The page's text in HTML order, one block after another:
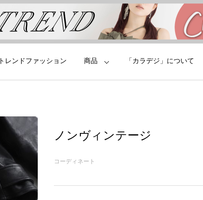
トレンドファッション 商品 「カラデジ」について
ノンヴィンテージ
コーディネート